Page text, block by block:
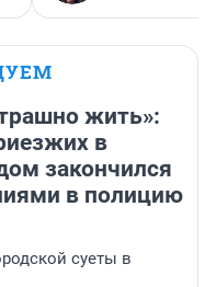
жить»:
в
закончился
в полицию
суеты в